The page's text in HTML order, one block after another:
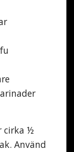
cirka ½
Använd